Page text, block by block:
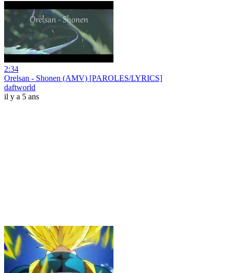
2:34
Orelsan - Shonen (AMV) [PAROLES/LYRICS]
daftworld
il y a 5 ans